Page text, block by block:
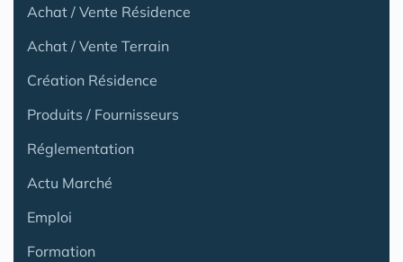
Achat / Vente Résidence
Achat / Vente Terrain
Création Résidence
Produits / Fournisseurs
Réglementation
Actu Marché
Emploi
Formation